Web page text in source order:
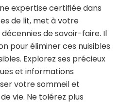
expertise certifiée dans
de lit, met à votre
de savoir-faire. Il
pour éliminer ces nuisibles
Explorez ses précieux
et informations
votre sommeil et
vie. Ne tolérez plus